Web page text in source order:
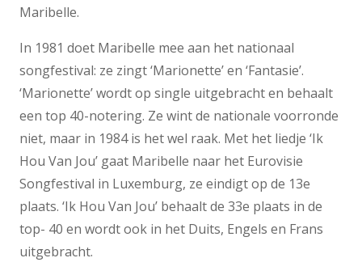
Maribelle.
In 1981 doet Maribelle mee aan het nationaal
songfestival: ze zingt ‘Marionette’ en ‘Fantasie’.
‘Marionette’ wordt op single uitgebracht en behaalt
een top 40-notering. Ze wint de nationale voorronde
niet, maar in 1984 is het wel raak. Met het liedje ‘Ik
Hou Van Jou’ gaat Maribelle naar het Eurovisie
Songfestival in Luxemburg, ze eindigt op de 13e
plaats. ‘Ik Hou Van Jou’ behaalt de 33e plaats in de
top- 40 en wordt ook in het Duits, Engels en Frans
uitgebracht.